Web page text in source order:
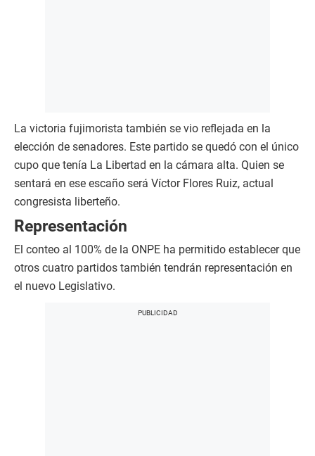
La victoria fujimorista también se vio reflejada en la
elección de senadores. Este partido se quedó con el único
cupo que tenía La Libertad en la cámara alta. Quien se
sentará en ese escaño será Víctor Flores Ruiz, actual
congresista liberteño.
Representación
El conteo al 100% de la ONPE ha permitido establecer que
otros cuatro partidos también tendrán representación en
el nuevo Legislativo.